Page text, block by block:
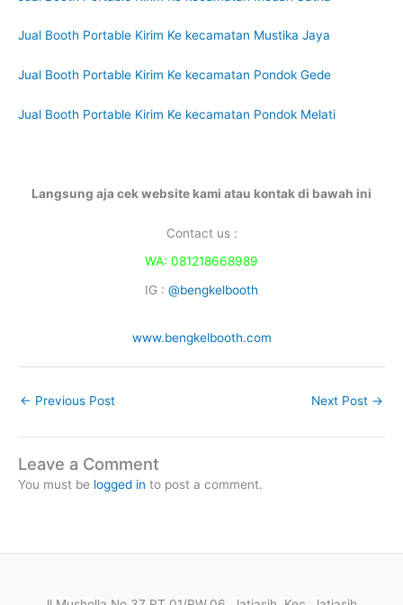
Jual Booth Portable Kirim Ke kecamatan Mustika Jaya
Jual Booth Portable Kirim Ke kecamatan Pondok Gede
Jual Booth Portable Kirim Ke kecamatan Pondok Melati
Langsung aja cek website kami atau kontak di bawah ini
Contact us :
WA: 081218668989
IG : @bengkelbooth
www.bengkelbooth.com
← Previous Post Next Post →
Leave a Comment
You must be logged in to post a comment.